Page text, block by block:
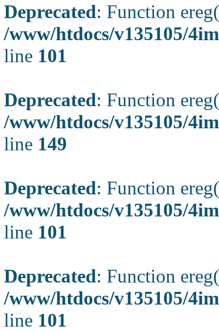
Deprecated: Function
/www/htdocs/v135105/
line 101
Deprecated: Function
/www/htdocs/v135105/
line 149
Deprecated: Function
/www/htdocs/v135105/
line 101
Deprecated: Function
/www/htdocs/v135105/
line 101